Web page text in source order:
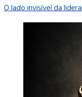
O lado invisível da